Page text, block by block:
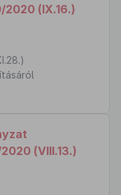
(IX.16.)
(VIII.13.)